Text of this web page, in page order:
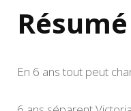
Résumé
En 6 ans tout peut